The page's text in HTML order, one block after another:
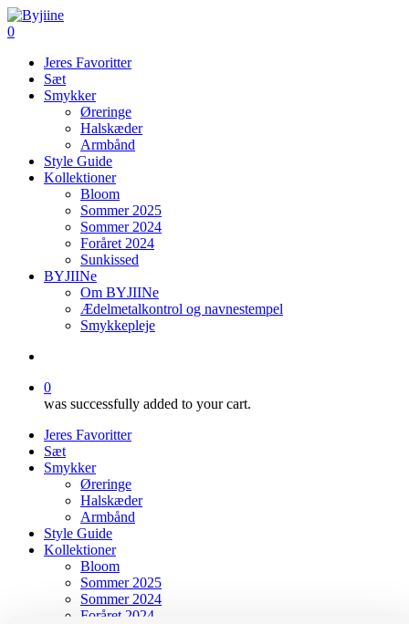
Skip
to
content
search
0
Jeres Favoritter
Sæt
Smykker
Øreringe
Halskæder
Armbånd
Style Guide
Kollektioner
Bloom
Sommer 2025
Sommer 2024
Foråret 2024
Sunkissed
BYJIINe
Om BYJIINe
Ædelmetalkontrol og navnestempel
Smykkepleje
0
was successfully added to your cart.
Jeres Favoritter
Sæt
Smykker
Øreringe
Halskæder
Armbånd
Style Guide
Kollektioner
Bloom
Sommer 2025
Sommer 2024
Foråret 2024